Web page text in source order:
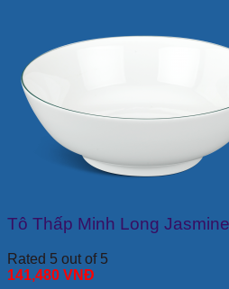
Tô Thấp Minh Long
Rated 5 out of 5
141,480 VNĐ